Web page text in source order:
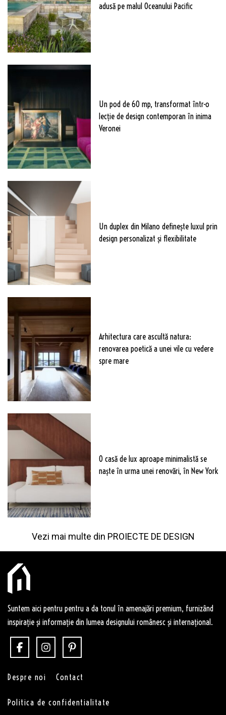
adusă pe malul Oceanului Pacific
Un pod de 60 mp, transformat într-o
lecție de design contemporan în inima
Veronei
Un duplex din Milano definește luxul prin
design personalizat și flexibilitate
Arhitectura care ascultă natura:
renovarea poetică a unei vile cu vedere
spre mare
O casă de lux aproape minimalistă se
naște în urma unei renovări, în New York
Vezi mai multe din PROIECTE DE DESIGN
Suntem aici pentru pentru a da tonul în amenajări premium, furnizând
inspirație și informație din lumea designului românesc și internațional.
Despre noi Contact
Politica de confidentialitate